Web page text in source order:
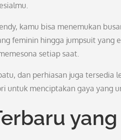
kamu bisa menemukan
feminin hingga jumpsuit yang
setiap saat.
dan perhiasan juga tersedia
untuk menciptakan gaya yang